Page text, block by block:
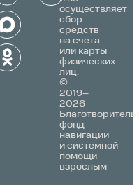
©
2019–
2026
фонд
навигации
и системной
помощи
взрослым
осуществляет
сбор
средств
на счета
или карты
физических
лиц.